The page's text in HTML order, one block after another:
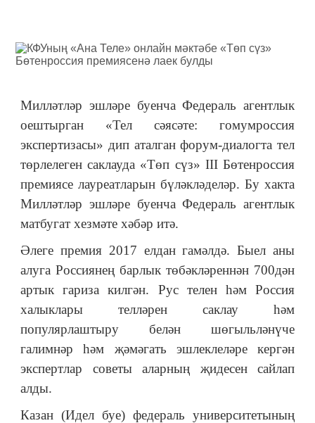
Милләтләр эшләре буенча Федераль агентлык
оештырган «Тел сәясәте: гомумроссия
экспертизасы» дип аталган форум-диалогта тел
төрлелеген саклауда «Төп сүз» III Бөтенроссия
премиясе лауреатларын бүләкләделәр. Бу хакта
Милләтләр эшләре буенча Федераль агентлык
матбугат хезмәте хәбәр итә.
Әлеге премия 2017 елдан гамәлдә. Быел аны
алуга Россиянең барлык төбәкләреннән 700дән
артык гариза килгән. Рус телен һәм Россия
халыклары телләрен саклау һәм
популярлаштыру белән шөгыльләнүче
галимнәр һәм җәмәгать эшлеклеләре кергән
экспертлар советы аларның җидесен сайлап
алды.
Казан (Идел буе) федераль университетының